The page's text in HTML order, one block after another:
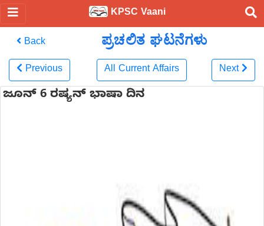
KPSC Vaani
Back ಪ್ರಚಲಿತ ಘಟನೆಗಳು
Previous All Current Affairs Next
ಜೂನ್ 6 ರಷ್ಯನ್ ಭಾಷಾ ದಿನ